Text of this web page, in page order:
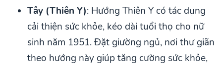
Tây (Thiên Y): Hướng Thiên Y có tác dụng
cải thiện sức khỏe, kéo dài tuổi thọ cho nữ
sinh năm 1951. Đặt giường ngủ, nơi thư giãn
theo hướng này giúp tăng cường sức khỏe,